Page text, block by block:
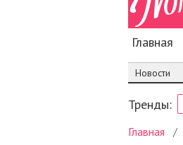
Главная
Новости
Тренды:
Главная